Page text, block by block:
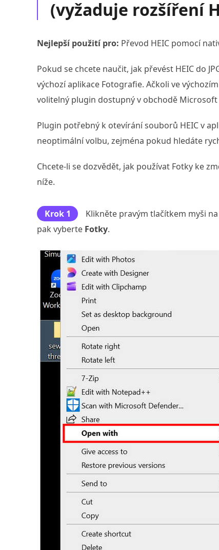
(vyžaduje rozšíření
Nejlepší použití pro: Převod HEIC pomocí
Pokud se chcete naučit, jak převést HEIC do
výchozí aplikace Fotografie. Ačkoli ve
volitelný plugin dostupný v obchodě
Plugin potřebný k otevírání souborů HEIC v
neoptimální volbu, zejména pokud hledáte
Chcete-li se dozvědět, jak používat Fotky ke
níže.
Krok 1 Klikněte pravým tlačítkem myši
pak vyberte Fotky.